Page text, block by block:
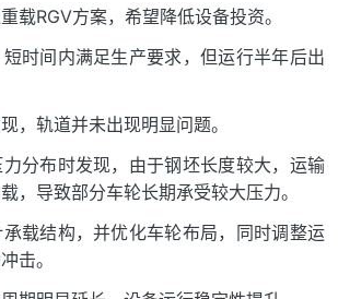
载RGV方案，希望降低设备投资。
时间内满足生产要求，但运行半年后出
，轨道并未出现明显问题。
分布时发现，由于钢坯长度较大，运输
，导致部分车轮长期承受较大压力。
载结构，并优化车轮布局，同时调整运
击。